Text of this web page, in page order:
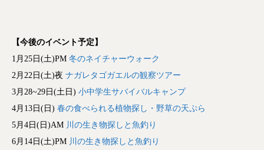
【今後のイベント予定】
1月25日(土)PM 冬のネイチャーウォーク
2月22日(土)夜 ナガレタゴガエルの観察ツアー
3月28~29日(土日) 小中学生サバイバルキャンプ
4月13日(日) 春の食べられる植物探し・野草の天ぷら
5月4日(日)AM 川の生き物探しと魚釣り
6月14日(土)PM 川の生き物探しと魚釣り